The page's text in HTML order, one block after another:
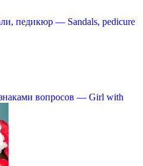
педикюр — Sandals, pedicure
вопросов — Girl with